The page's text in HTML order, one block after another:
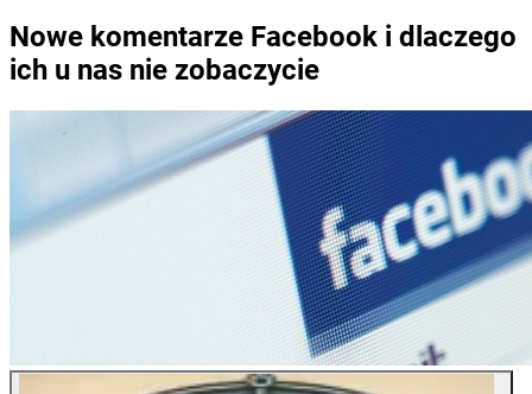
Nowe komentarze Facebook i dlaczego
ich u nas nie zobaczycie